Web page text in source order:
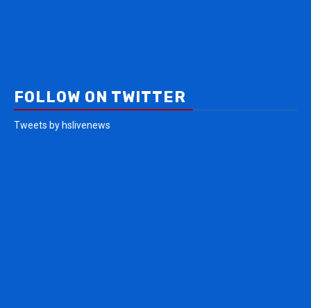
FOLLOW ON TWITTER
Tweets by hslivenews